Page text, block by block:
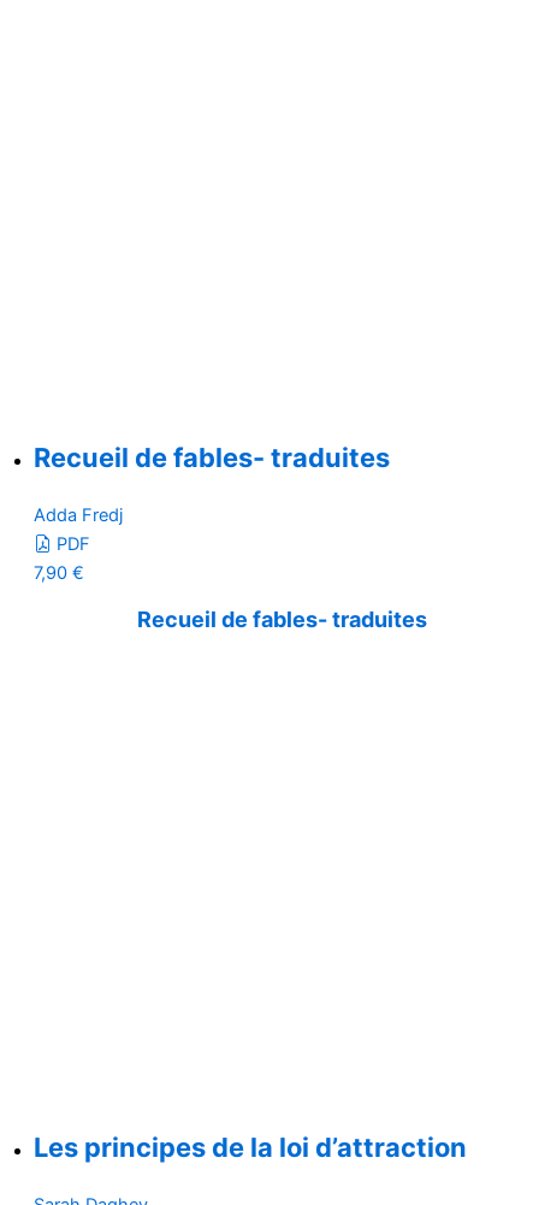
Recueil de fables- traduites
Adda Fredj
PDF
7,90 €
Recueil de fables- traduites
Les principes de la loi d’attraction